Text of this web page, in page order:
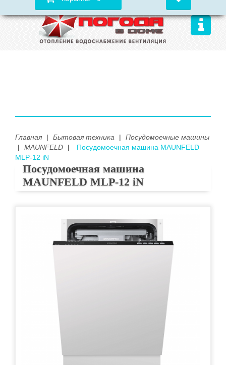
Главная | Бытовая техника |
Посудомоечные машины
|
MAUNFELD |
Посудомоечная машина MAUNFELD
МLP-12 iN
Посудомоечная машина
MAUNFELD МLP-12 iN